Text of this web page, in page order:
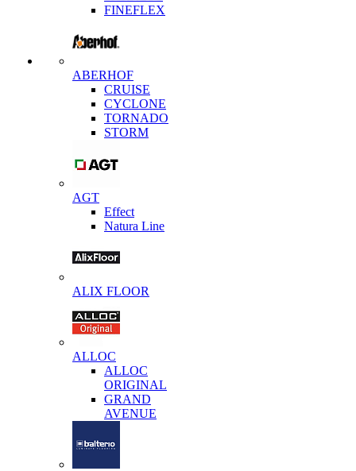
FINEFLEX
ABERHOF
CRUISE
CYCLONE
TORNADO
STORM
AGT
Effect
Natura Line
ALIX FLOOR
ALLOC
ALLOC
ORIGINAL
GRAND
AVENUE